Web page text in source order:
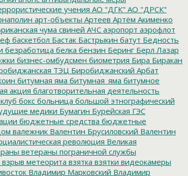
учения АО "ДГК" АО "ДРСК"
арт-объекты Артеев Артём Акименко
чума свиней АЧС аэропорт аэрофлот
баскетбол Бастак Бастрыкин батут Бедность
безработица белка бензин Беринг Берл Лазар
бизнес-омбудсмен биометрия Бира Биракан
ТЭЦ Биробиджанский Арбат
битумная яма битумная_яма битумное
акция благотворительная деятельность
бокс больница большой этнографический
медики Бумагин Бурейская ГЭС
бюджетные средства бюджетные
валежник Валентин Брусиловский Валентин
революция Великая
ветераны пограничной службы
взрыв метеорита взятка взятки видеокамеры
Владимир Марковский Владимир